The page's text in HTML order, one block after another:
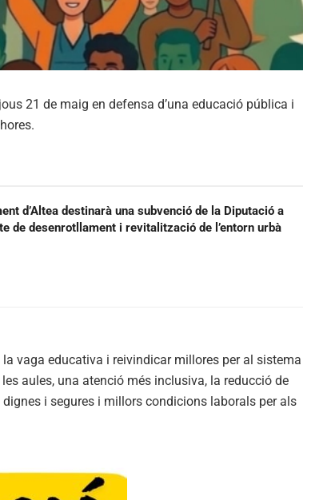
21 de maig en defensa d’una educació pública i
d’Altea destinarà una subvenció de la Diputació a
de desenrotllament i revitalització de l’entorn urbà
vaga educativa i reivindicar millores per al sistema
aules, una atenció més inclusiva, la reducció de
i segures i millors condicions laborals per als